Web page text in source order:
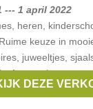
--- 1 april 2022
heren,
keuze in
juweeltjes,
feesttasjes,
, CKS,Pom
DEZE